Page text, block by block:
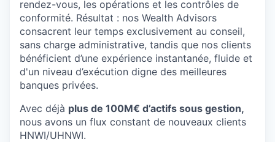
rendez-vous, les opérations et les contrôles de
conformité. Résultat : nos Wealth Advisors
consacrent leur temps exclusivement au conseil,
sans charge administrative, tandis que nos clients
bénéficient d’une expérience instantanée, fluide et
d'un niveau d’exécution digne des meilleures
banques privées.
Avec déjà plus de 100M€ d’actifs sous gestion,
nous avons un flux constant de nouveaux clients
HNWI/UHNWI.